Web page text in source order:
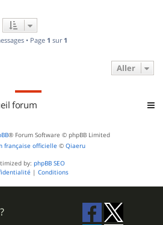
• Page 1 sur 1
Aller
forum
® Forum Software © phpBB Limited
française officielle © Qiaeru
by: phpBB SEO
| Conditions